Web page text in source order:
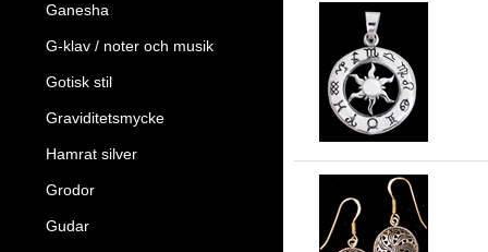
Ganesha
G-klav / noter och musik
Gotisk stil
Graviditetsmycke
Hamrat silver
Grodor
Gudar